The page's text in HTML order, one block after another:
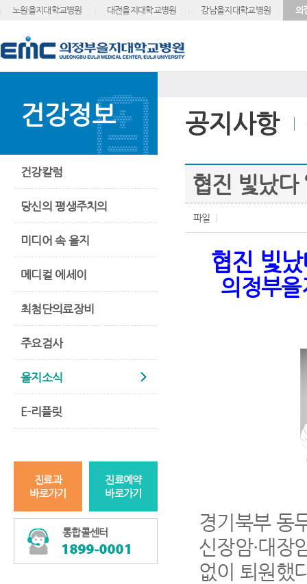
노원을지대학교병원 대전을지대학교병원 강남을지대학교병원 의
건강정보
건강칼럼
당신의 평생주치의
미디어 속 을지
메디컬 에세이
최첨단의료장비
주요검사
을지소식
E-리플릿
진료과
바로가기
진료예약
바로가기
통합콜센터
공지사항
협진 빛났다
파일
협진 빛
의정부
경기북부 동
신장암·대장
없이 퇴원했